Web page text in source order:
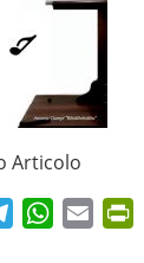
Articolo
TelegramWhatsApp
Email